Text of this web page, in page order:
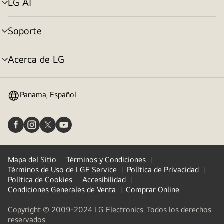
Alternar
menú
Soporte
Alternar
menú
Acerca de LG
Alternar
Panama, Español
Mapa del Sitio
Términos y Condiciones
Términos de Uso de LGE Service
Política de Privacidad
Política de Cookies
Accesibilidad
Condiciones Generales de Venta
Comprar Online
Copyright © 2009-2024 LG Electronics. Todos los derechos
reservados